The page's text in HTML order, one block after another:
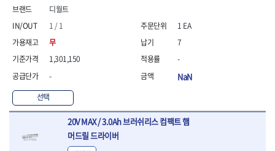
- 절연공구세트
- 절연라쳇렌치세트
- 절연볼트커터
- 절연아답타
- 방폭연결대
- 방폭옵셋렌치
- 방폭니퍼
- 방폭펜치
- 방폭플라이어
디월트
1 / 1
무
1,301,150
-
선택
1 EA
7
-
NaN
20V MAX / 3.0Ah 브러쉬리스 컴팩트 햄
머드릴 드라이버